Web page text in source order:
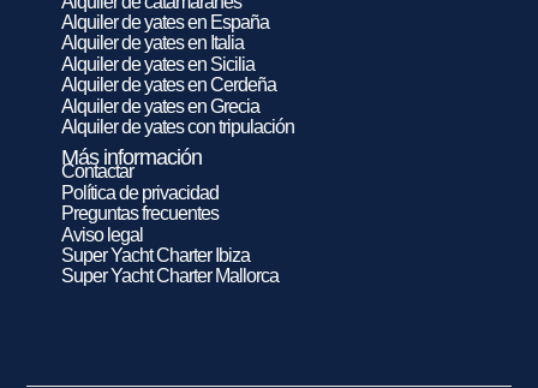
Alquiler de yates en España
Alquiler de yates en Italia
Alquiler de yates en Sicilia
Alquiler de yates en Cerdeña
Alquiler de yates en Grecia
Alquiler de yates con tripulación
Más información
Contactar
Política de privacidad
Preguntas frecuentes
Aviso legal
Super Yacht Charter Ibiza
Super Yacht Charter Mallorca